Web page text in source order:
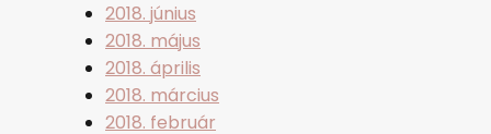
2018. június
2018. május
2018. április
2018. március
2018. február